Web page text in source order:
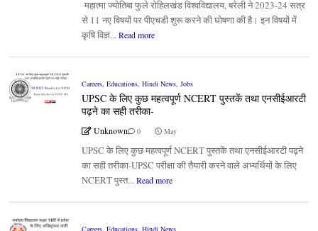
महात्मा ज्योतिबा फुले रोहिलखंड विश्वविद्यालय, बरेली ने 2023-24 सत्र
से 11 नए विषयों पर पीएचडी शुरू करने की घोषणा की है। इन विषयों में
कृषि विज्ञ... Read more
Careers, Educations, Hindi News, Jobs
UPSC के लिए कुछ महत्वपूर्ण NCERT पुस्तकें तथा एनसीईआरटी
पढ़ने का सही तरीका-
Unknown 0 May
UPSC के लिए कुछ महत्वपूर्ण NCERT पुस्तकें तथा एनसीईआरटी पढ़ने
का सही तरीका-UPSC परीक्षा की तैयारी करने वाले अभ्यर्थियों के लिए
NCERT पुस्त... Read more
Careers, Educations, Hindi News